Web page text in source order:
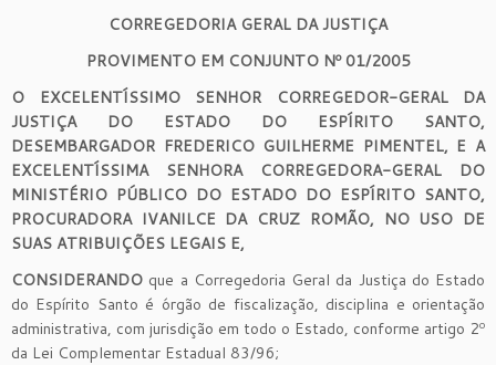
CORREGEDORIA GERAL DA JUSTIÇA
PROVIMENTO EM CONJUNTO Nº 01/2005
O EXCELENTÍSSIMO SENHOR CORREGEDOR-GERAL DA
JUSTIÇA DO ESTADO DO ESPÍRITO SANTO,
DESEMBARGADOR FREDERICO GUILHERME PIMENTEL, E A
EXCELENTÍSSIMA SENHORA CORREGEDORA-GERAL DO
MINISTÉRIO PÚBLICO DO ESTADO DO ESPÍRITO SANTO,
PROCURADORA IVANILCE DA CRUZ ROMÃO, NO USO DE
SUAS ATRIBUIÇÕES LEGAIS E,
CONSIDERANDO que a Corregedoria Geral da Justiça do Estado
do Espírito Santo é órgão de fiscalização, disciplina e orientação
administrativa, com jurisdição em todo o Estado, conforme artigo 2º
da Lei Complementar Estadual 83/96;